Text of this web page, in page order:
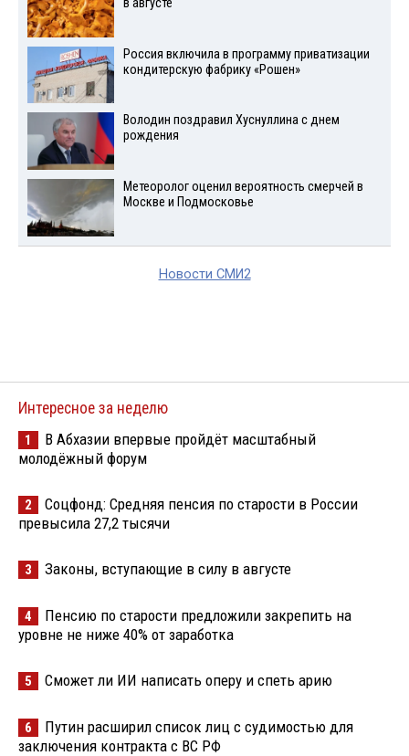
Россия включила в программу приватизации
кондитерскую фабрику «Рошен»
Володин поздравил Хуснуллина с днем
рождения
Метеоролог оценил вероятность смерчей в
Москве и Подмосковье
Новости СМИ2
Интересное за неделю
1
В Абхазии впервые пройдёт масштабный
молодёжный форум
2
Соцфонд: Средняя пенсия по старости в России
превысила 27,2 тысячи
3 Законы, вступающие в силу в августе
4
Пенсию по старости предложили закрепить на
уровне не ниже 40% от заработка
5 Сможет ли ИИ написать оперу и спеть арию
6
Путин расширил список лиц с судимостью для
заключения контракта с ВС РФ